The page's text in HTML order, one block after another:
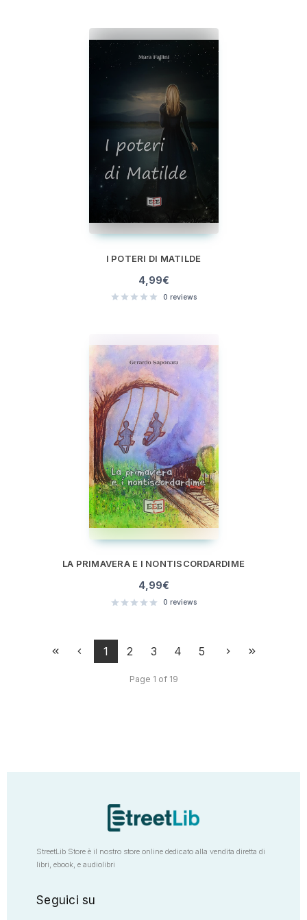
I POTERI DI MATILDE
4,99€
0 reviews
LA PRIMAVERA E I NONTISCORDARDIME
4,99€
0 reviews
1 2 3 4 5
Page 1 of 19
StreetLib Store è il nostro store online dedicato alla vendita diretta di
libri, ebook, e audiolibri
Seguici su